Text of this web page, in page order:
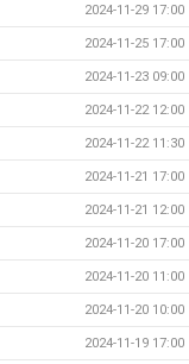
2024-11-29 17:00
2024-11-25 17:00
2024-11-23 09:00
2024-11-22 12:00
2024-11-22 11:30
2024-11-21 17:00
2024-11-21 12:00
2024-11-20 17:00
2024-11-20 11:00
2024-11-20 10:00
2024-11-19 17:00